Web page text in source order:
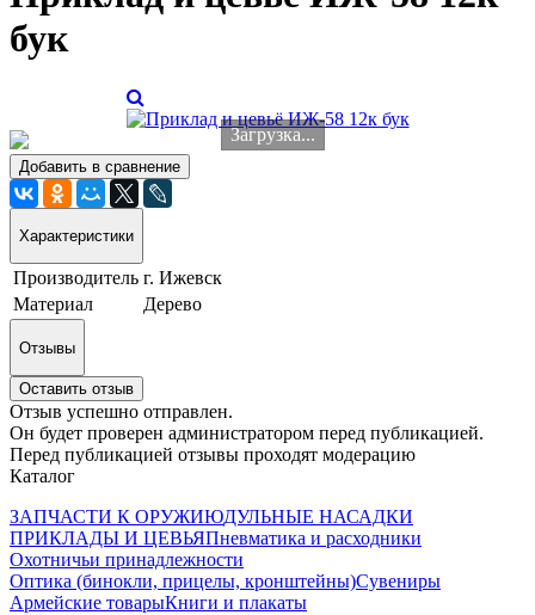
бук
Загрузка...
Добавить в сравнение
Характеристики
Производитель г. Ижевск
Материал
Дерево
Отзывы
Оставить отзыв
Отзыв успешно отправлен.
Он будет проверен администратором перед публикацией.
Перед публикацией отзывы проходят модерацию
Каталог
ЗАПЧАСТИ К ОРУЖИЮДУЛЬНЫЕ НАСАДКИ
ПРИКЛАДЫ И ЦЕВЬЯПневматика и расходники
Охотничьи принадлежности
Оптика (бинокли, прицелы, кронштейны)Сувениры
Армейские товарыКниги и плакаты